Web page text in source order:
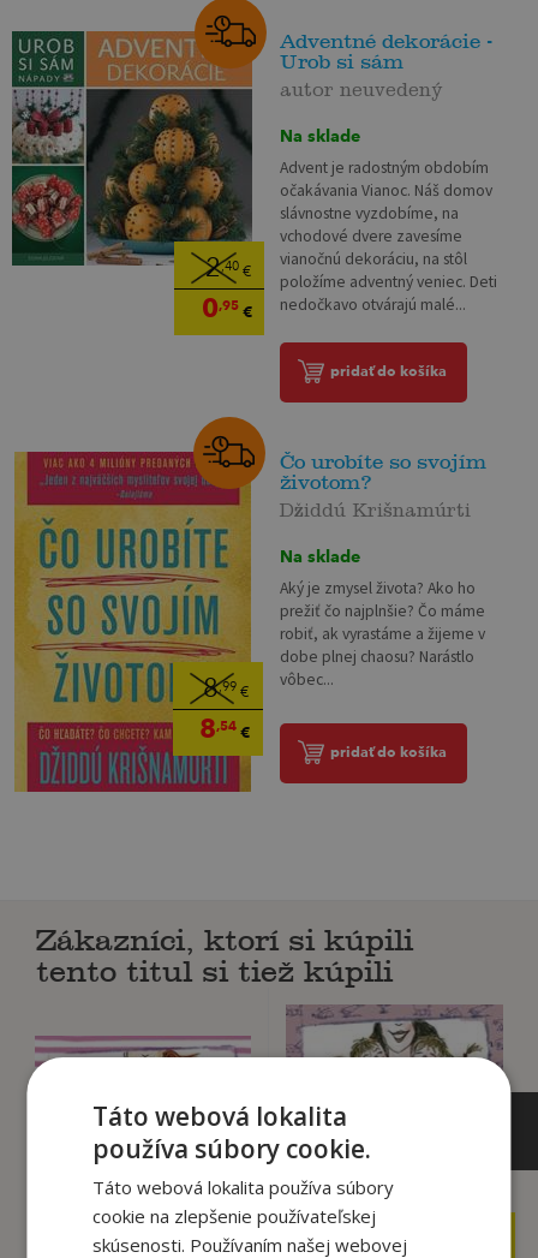
2,40€
0,95€
Adventné dekorácie -
Urob si sám
autor neuvedený
Na sklade
Advent je radostným obdobím
očakávania Vianoc. Náš domov
slávnostne vyzdobíme, na
vchodové dvere zavesíme
vianočnú dekoráciu, na stôl
položíme adventný veniec. Deti
nedočkavo otvárajú malé...
pridať do košíka
8,99 €
8,54 €
Čo urobíte so svojím
životom?
Džiddú Krišnamúrti
Na sklade
Aký je zmysel života? Ako ho
prežiť čo najplnšie? Čo máme
robiť, ak vyrastáme a žijeme v
dobe plnej chaosu? Narástlo
vôbec...
pridať do košíka
Zákazníci, ktorí si kúpili
tento titul si tiež kúpili
14 ,90€
Táto webová lokalita
používa súbory cookie.
Táto webová lokalita používa súbory
cookie na zlepšenie používateľskej
skúsenosti. Používaním našej webovej